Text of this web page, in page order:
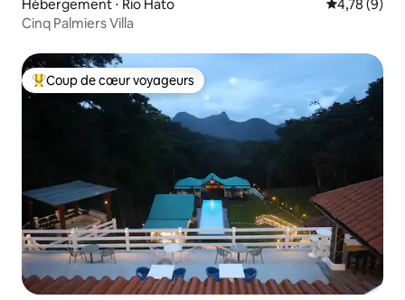
Hébergement ⋅ Rio Hato Évaluation
4,78 (9)
Cinq Palmiers Villa
Coups de cœur voyageurs les plus appréciés
Coup de cœur voyageurs